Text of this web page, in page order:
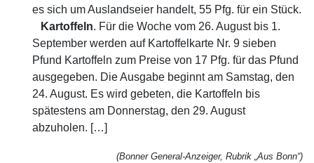
es sich um Auslandseier handelt, 55 Pfg. für ein Stück.
Kartoffeln. Für die Woche vom 26. August bis 1.
September werden auf Kartoffelkarte Nr. 9 sieben
Pfund Kartoffeln zum Preise von 17 Pfg. für das Pfund
ausgegeben. Die Ausgabe beginnt am Samstag, den
24. August. Es wird gebeten, die Kartoffeln bis
spätestens am Donnerstag, den 29. August
abzuholen. […]
(Bonner General-Anzeiger, Rubrik „Aus Bonn“)